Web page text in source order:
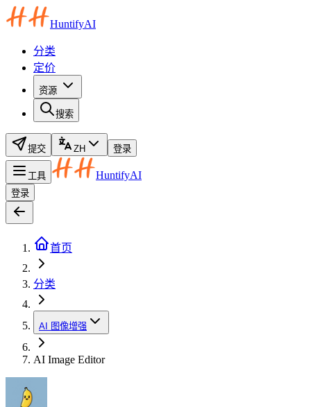
HuntifyAI
分类
定价
资源
搜索
提交 ZH 登录
工具 HuntifyAI
登录
首页
分类
AI 图像增强
AI Image Editor